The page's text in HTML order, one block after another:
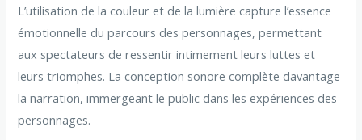
L’utilisation de la couleur et de la lumière capture l’essence
émotionnelle du parcours des personnages, permettant
aux spectateurs de ressentir intimement leurs luttes et
leurs triomphes. La conception sonore complète davantage
la narration, immergeant le public dans les expériences des
personnages.